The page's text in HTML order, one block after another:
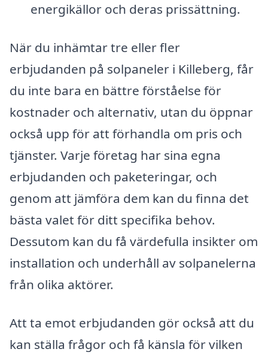
energikällor och deras prissättning.
När du inhämtar tre eller fler
erbjudanden på solpaneler i Killeberg, får
du inte bara en bättre förståelse för
kostnader och alternativ, utan du öppnar
också upp för att förhandla om pris och
tjänster. Varje företag har sina egna
erbjudanden och paketeringar, och
genom att jämföra dem kan du finna det
bästa valet för ditt specifika behov.
Dessutom kan du få värdefulla insikter om
installation och underhåll av solpanelerna
från olika aktörer.
Att ta emot erbjudanden gör också att du
kan ställa frågor och få känsla för vilken